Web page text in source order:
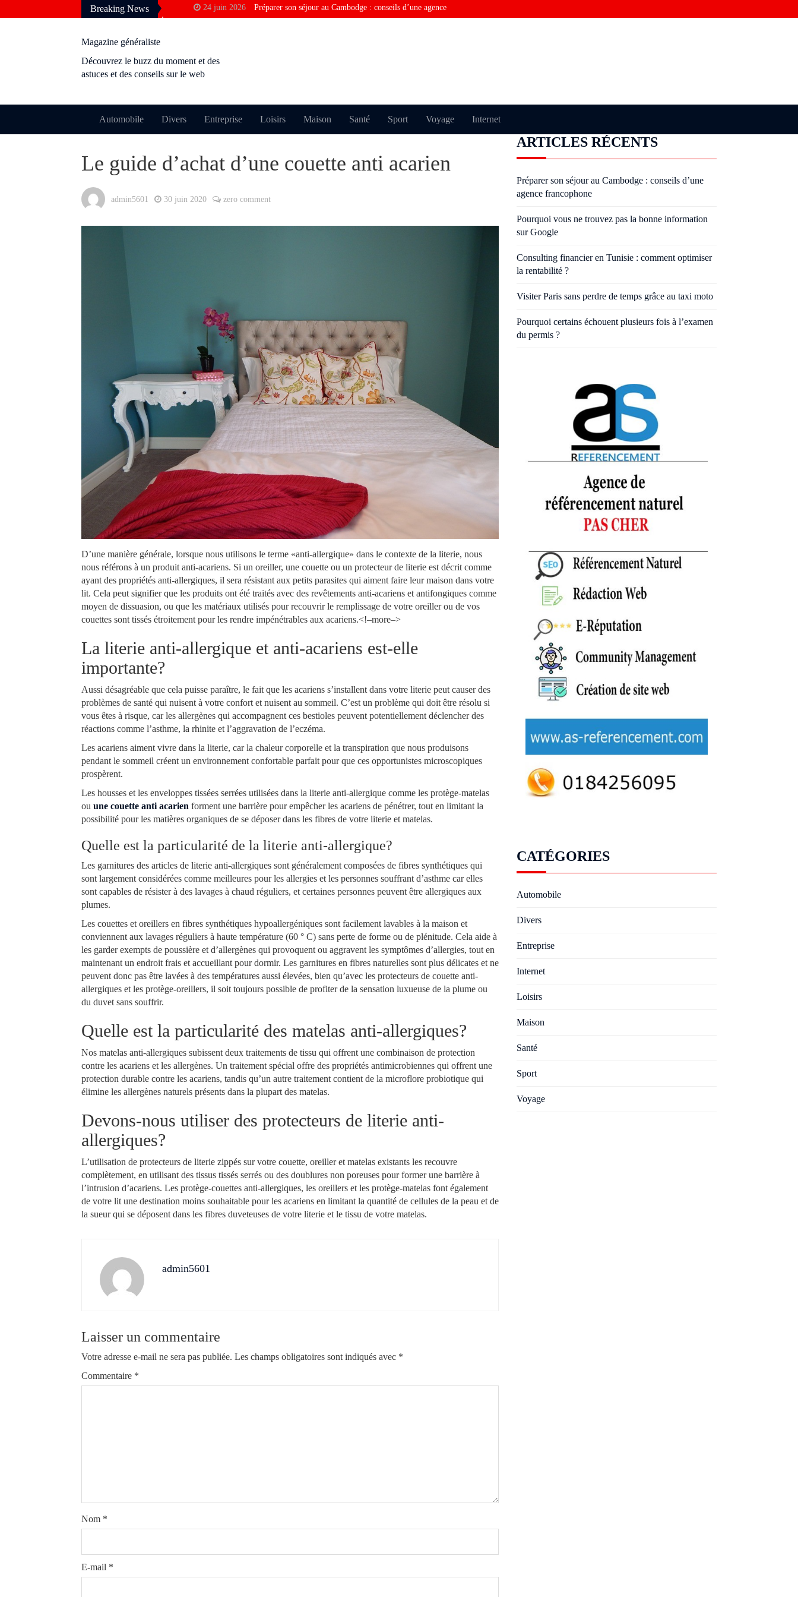
Breaking News 24 juin 2026
Préparer son séjour au Cambodge : conseils d’une agence
10 décembre 2025
perdre le cachet
Magazine généraliste
Découvrez le buzz du moment et des
astuces et des conseils sur le web
Automobile Divers Entreprise Loisirs Maison Santé Sport Voyage Internet
Le guide d’achat d’une couette anti acarien
admin5601 30 juin 2020 zero comment
D’une manière générale, lorsque nous utilisons le terme «anti-allergique» dans le contexte de la literie, nous
nous référons à un produit anti-acariens. Si un oreiller, une couette ou un protecteur de literie est décrit comme
ayant des propriétés anti-allergiques, il sera résistant aux petits parasites qui aiment faire leur maison dans votre
lit. Cela peut signifier que les produits ont été traités avec des revêtements anti-acariens et antifongiques comme
moyen de dissuasion, ou que les matériaux utilisés pour recouvrir le remplissage de votre oreiller ou de vos
couettes sont tissés étroitement pour les rendre impénétrables aux acariens.<!–more–>
La literie anti-allergique et anti-acariens est-elle
importante?
Aussi désagréable que cela puisse paraître, le fait que les acariens s’installent dans votre literie peut causer des
problèmes de santé qui nuisent à votre confort et nuisent au sommeil. C’est un problème qui doit être résolu si
vous êtes à risque, car les allergènes qui accompagnent ces bestioles peuvent potentiellement déclencher des
réactions comme l’asthme, la rhinite et l’aggravation de l’eczéma.
Les acariens aiment vivre dans la literie, car la chaleur corporelle et la transpiration que nous produisons
pendant le sommeil créent un environnement confortable parfait pour que ces opportunistes microscopiques
prospèrent.
Les housses et les enveloppes tissées serrées utilisées dans la literie anti-allergique comme les protège-matelas
ou une couette anti acarien forment une barrière pour empêcher les acariens de pénétrer, tout en limitant la
possibilité pour les matières organiques de se déposer dans les fibres de votre literie et matelas.
Quelle est la particularité de la literie anti-allergique?
Les garnitures des articles de literie anti-allergiques sont généralement composées de fibres synthétiques qui
sont largement considérées comme meilleures pour les allergies et les personnes souffrant d’asthme car elles
sont capables de résister à des lavages à chaud réguliers, et certaines personnes peuvent être allergiques aux
plumes.
Les couettes et oreillers en fibres synthétiques hypoallergéniques sont facilement lavables à la maison et
conviennent aux lavages réguliers à haute température (60 ° C) sans perte de forme ou de plénitude. Cela aide à
les garder exempts de poussière et d’allergènes qui provoquent ou aggravent les symptômes d’allergies, tout en
maintenant un endroit frais et accueillant pour dormir. Les garnitures en fibres naturelles sont plus délicates et ne
peuvent donc pas être lavées à des températures aussi élevées, bien qu’avec les protecteurs de couette anti-
allergiques et les protège-oreillers, il soit toujours possible de profiter de la sensation luxueuse de la plume ou
du duvet sans souffrir.
Quelle est la particularité des matelas anti-allergiques?
Nos matelas anti-allergiques subissent deux traitements de tissu qui offrent une combinaison de protection
contre les acariens et les allergènes. Un traitement spécial offre des propriétés antimicrobiennes qui offrent une
protection durable contre les acariens, tandis qu’un autre traitement contient de la microflore probiotique qui
élimine les allergènes naturels présents dans la plupart des matelas.
Devons-nous utiliser des protecteurs de literie anti-
allergiques?
L’utilisation de protecteurs de literie zippés sur votre couette, oreiller et matelas existants les recouvre
complètement, en utilisant des tissus tissés serrés ou des doublures non poreuses pour former une barrière à
l’intrusion d’acariens. Les protège-couettes anti-allergiques, les oreillers et les protège-matelas font également
de votre lit une destination moins souhaitable pour les acariens en limitant la quantité de cellules de la peau et de
la sueur qui se déposent dans les fibres duveteuses de votre literie et le tissu de votre matelas.
admin5601
Laisser un commentaire
Votre adresse e-mail ne sera pas publiée. Les champs obligatoires sont indiqués avec *
Commentaire *
Nom *
E-mail *
ARTICLES RÉCENTS
Préparer son séjour au Cambodge : conseils d’une
agence francophone
Pourquoi vous ne trouvez pas la bonne information
sur Google
Consulting financier en Tunisie : comment optimiser
la rentabilité ?
Visiter Paris sans perdre de temps grâce au taxi moto
Pourquoi certains échouent plusieurs fois à l’examen
du permis ?
CATÉGORIES
Automobile
Divers
Entreprise
Internet
Loisirs
Maison
Santé
Sport
Voyage